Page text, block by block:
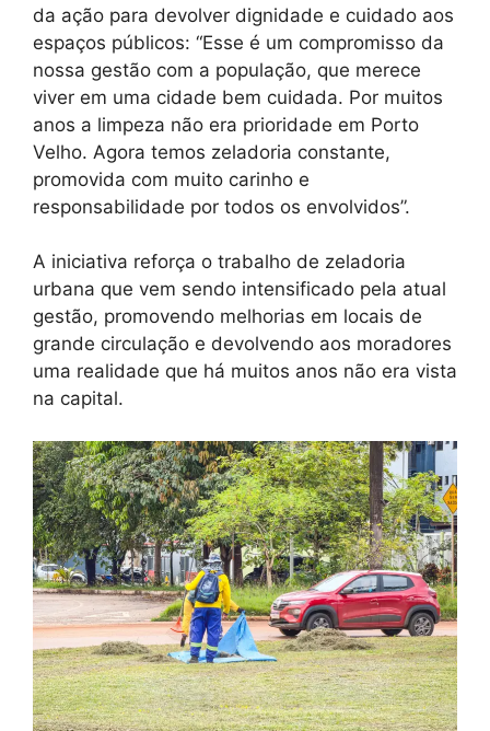
da ação para devolver dignidade e cuidado aos
espaços públicos: “Esse é um compromisso da
nossa gestão com a população, que merece
viver em uma cidade bem cuidada. Por muitos
anos a limpeza não era prioridade em Porto
Velho. Agora temos zeladoria constante,
promovida com muito carinho e
responsabilidade por todos os envolvidos”.
A iniciativa reforça o trabalho de zeladoria
urbana que vem sendo intensificado pela atual
gestão, promovendo melhorias em locais de
grande circulação e devolvendo aos moradores
uma realidade que há muitos anos não era vista
na capital.